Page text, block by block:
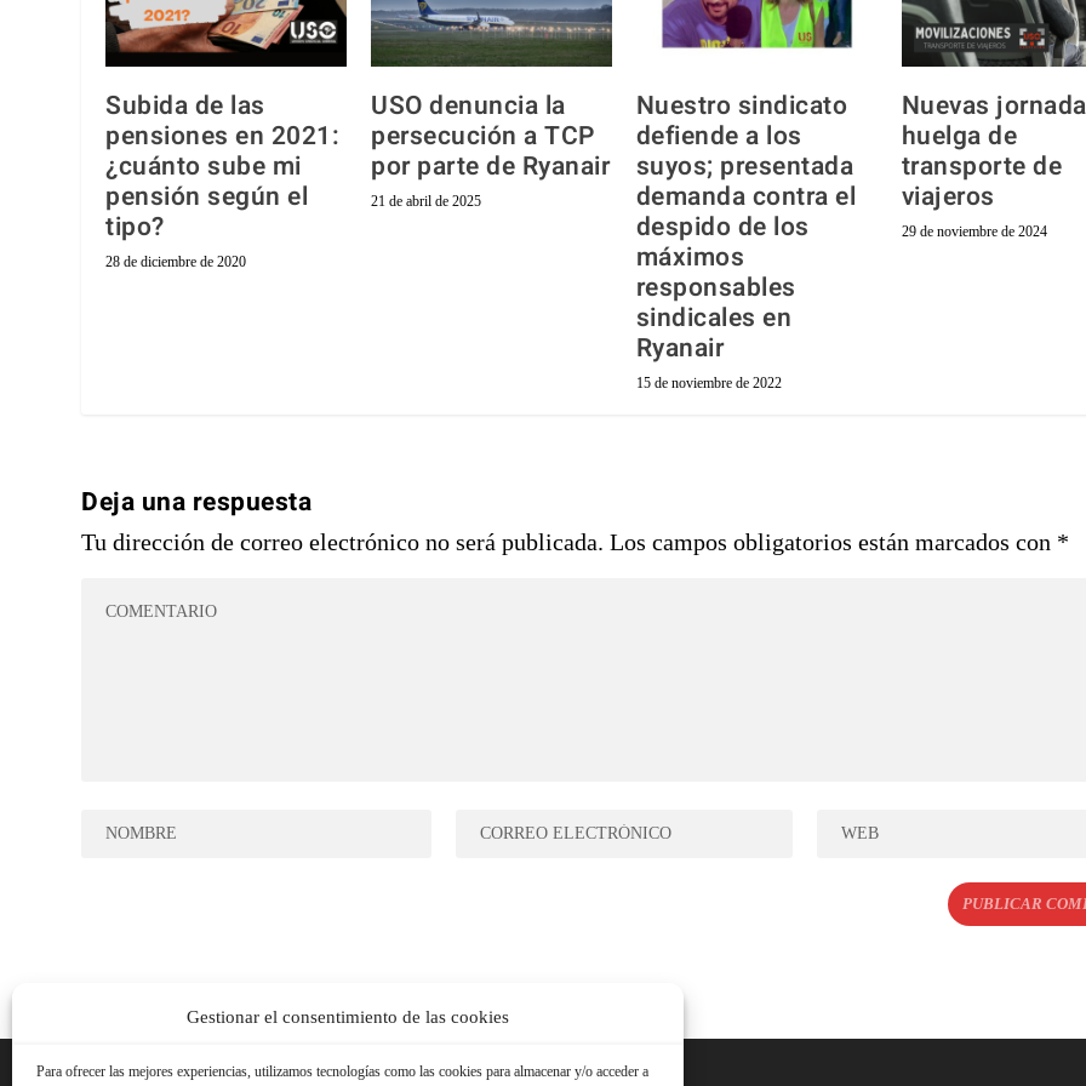
Gestionar el consentimiento de las cookies
Para ofrecer las mejores experiencias, utilizamos tecnologías como las cookies para almacenar y/o acceder a
Subida de las
pensiones en 2021:
¿cuánto sube mi
pensión según el
tipo?
28 de diciembre de 2020
USO denuncia la
persecución a TCP
por parte de Ryanair
21 de abril de 2025
Nuestro sindicato
defiende a los
suyos; presentada
demanda contra el
despido de los
máximos
responsables
sindicales en
Ryanair
15 de noviembre de 2022
Nuevas
huelga de
transporte de
viajeros
29 de noviembre de 2024
Deja una respuesta
Tu dirección de correo electrónico no será publicada. Los campos obligatorios están marcados con *